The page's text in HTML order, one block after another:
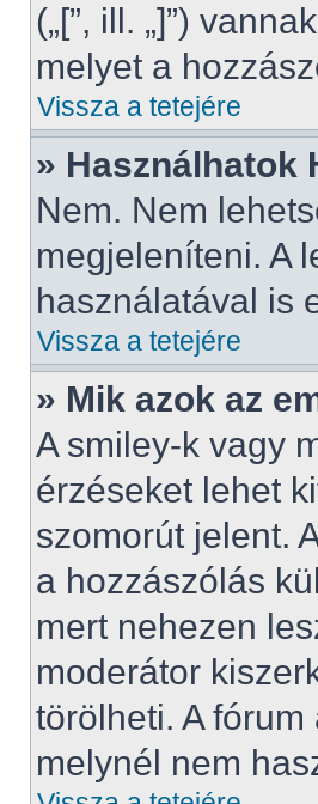
(„[”, ill. „]”)
melyet a
Vissza a tetejére
» Használhatok
Nem. Nem
megjeleníteni. A
használatával is
Vissza a tetejére
» Mik azok az
A smiley-k vagy
érzéseket lehet
szomorút jelent.
a hozzászólás
mert nehezen
moderátor
törölheti. A
melynél nem